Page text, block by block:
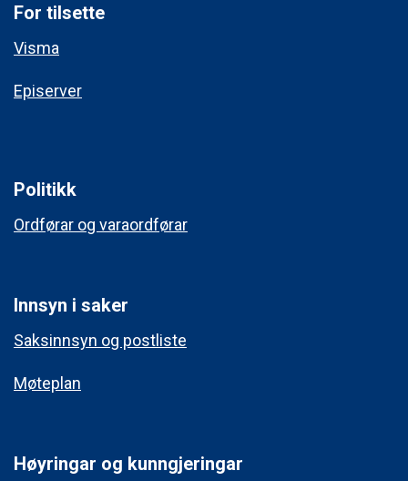
For tilsette
Visma
Episerver
Politikk
Ordførar og varaordførar
Innsyn i saker
Saksinnsyn og postliste
Møteplan
Høyringar og kunngjeringar